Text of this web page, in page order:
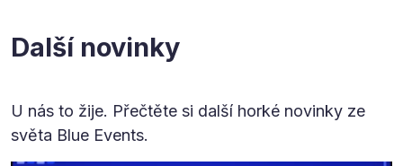
Další novinky
U nás to žije. Přečtěte si další horké novinky ze
světa Blue Events.